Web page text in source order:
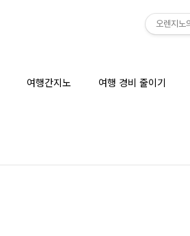
여행간지노 여행 경비 줄이기
오렌지노